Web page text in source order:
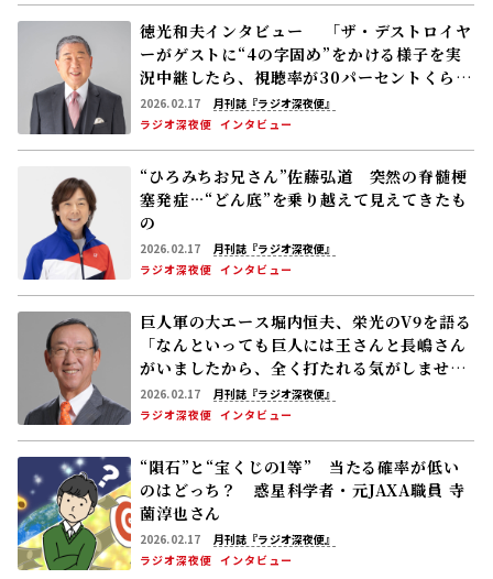
徳光和夫インタビュー 「ザ・デストロイヤ
ーがゲストに“4の字固め”をかける様子を実
況中継したら、視聴率が30パーセントくらい
までいっちゃった」
2026.02.17
月刊誌『ラジオ深夜便』
ラジオ深夜便 インタビュー
“ひろみちお兄さん”佐藤弘道 突然の脊髄梗
塞発症…“どん底”を乗り越えて見えてきたも
の
2026.02.17
月刊誌『ラジオ深夜便』
ラジオ深夜便 インタビュー
巨人軍の大エース堀内恒夫、栄光のV9を語る
「なんといっても巨人には王さんと長嶋さん
がいましたから、全く打たれる気がしません
でした」
2026.02.17
月刊誌『ラジオ深夜便』
ラジオ深夜便 インタビュー
“隕石”と“宝くじの1等” 当たる確率が低い
のはどっち？ 惑星科学者・元JAXA職員 寺
薗淳也さん
2026.02.17
月刊誌『ラジオ深夜便』
ラジオ深夜便 インタビュー